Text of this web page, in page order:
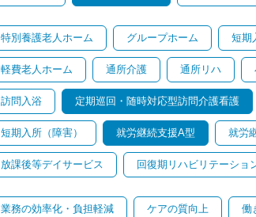
特別養護老人ホーム グループホーム 短期
軽費老人ホーム 通所介護 通所リハ
訪問入浴 定期巡回・随時対応型訪問介護看護
短期入所（障害） 就労継続支援A型 就労
放課後等デイサービス 回復期リハビリテーショ
業務の効率化・負担軽減 ケアの質向上 働